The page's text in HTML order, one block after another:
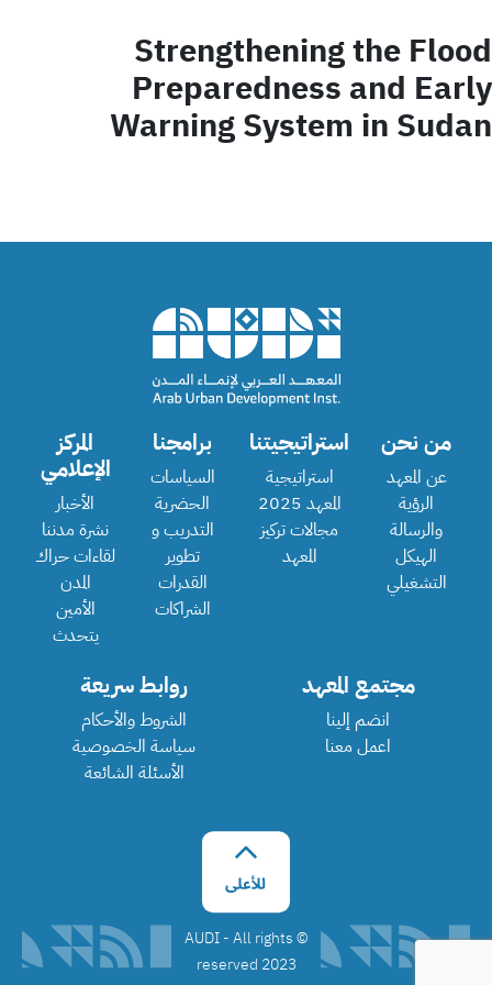
Strengthening the Flood
Preparedness and Early
Warning System in Sudan
من نحن
عن المعهد
الرؤية
والرسالة
الهيكل
التشغيلي
استراتيجيتنا
استراتيجية
المعهد 2025
مجالات تركيز
المعهد
برامجنا
السياسات
الحضرية
التدريب و
تطوير
القدرات
الشراكات
المركز
الإعلامي
الأخبار
نشرة مدننا
لقاءات حراك
المدن
الأمين
يتحدث
مجتمع المعهد
انضم إلينا
اعمل معنا
روابط سريعة
الشروط والأحكام
سياسة الخصوصية
الأسئلة الشائعة
©️ AUDI - All rights
reserved 2023